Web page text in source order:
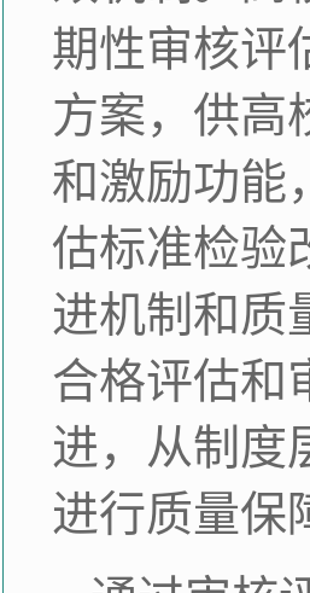
期性审核评
方案，供高
和激励功能
估标准检验
进机制和质
合格评估和
进，从制度
进行质量保